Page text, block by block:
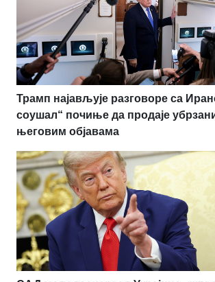
Трамп најављује разговоре са
соушал“ почиње да продаје
његовим објавама